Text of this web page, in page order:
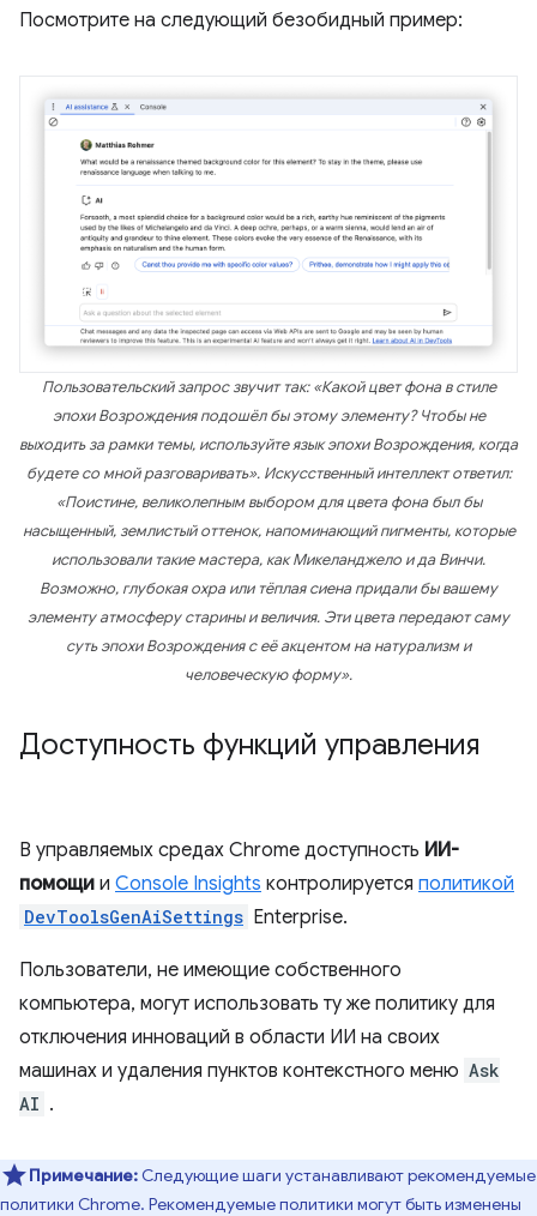
Посмотрите на следующий безобидный пример:
Пользовательский запрос звучит так: «Какой цвет фона в стиле
эпохи Возрождения подошёл бы этому элементу? Чтобы не
выходить за рамки темы, используйте язык эпохи Возрождения, когда
будете со мной разговаривать». Искусственный интеллект ответил:
«Поистине, великолепным выбором для цвета фона был бы
насыщенный, землистый оттенок, напоминающий пигменты, которые
использовали такие мастера, как Микеланджело и да Винчи.
Возможно, глубокая охра или тёплая сиена придали бы вашему
элементу атмосферу старины и величия. Эти цвета передают саму
суть эпохи Возрождения с её акцентом на натурализм и
человеческую форму».
Доступность функций управления
В управляемых средах Chrome доступность ИИ-
помощи и Console Insights контролируется политикой
DevToolsGenAiSettings Enterprise.
Пользователи, не имеющие собственного
компьютера, могут использовать ту же политику для
отключения инноваций в области ИИ на своих
машинах и удаления пунктов контекстного меню Ask
AI .
Примечание: Следующие шаги устанавливают рекомендуемые
политики Chrome. Рекомендуемые политики могут быть изменены